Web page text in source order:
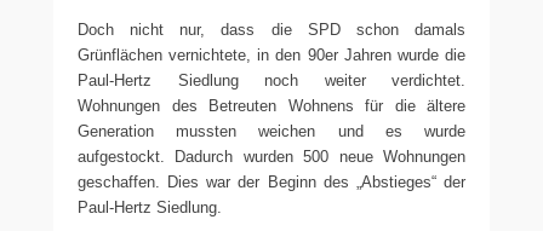
Doch nicht nur, dass die SPD schon damals
Grünflächen vernichtete, in den 90er Jahren wurde die
Paul-Hertz Siedlung noch weiter verdichtet.
Wohnungen des Betreuten Wohnens für die ältere
Generation mussten weichen und es wurde
aufgestockt. Dadurch wurden 500 neue Wohnungen
geschaffen. Dies war der Beginn des „Abstieges“ der
Paul-Hertz Siedlung.